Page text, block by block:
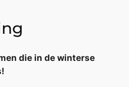
die in de winterse